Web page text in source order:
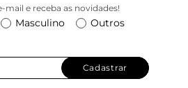
mail e receba as novidades!
Masculino Outros
Cadastrar